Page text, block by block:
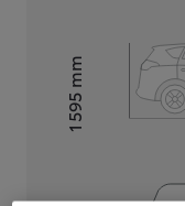
Hauteur1 595
mm